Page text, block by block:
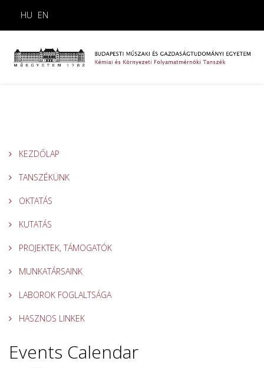
HU EN
KEZDŐLAP
TANSZÉKÜNK
OKTATÁS
KUTATÁS
PROJEKTEK, TÁMOGATÓK
MUNKATÁRSAINK
LABOROK FOGLALTSÁGA
HASZNOS LINKEK
Events Calendar